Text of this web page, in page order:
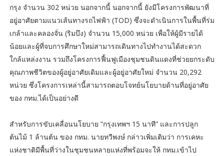
กรุง จำนวน 302 หน่วย นอกจากนี้ นอกจากนี้ ยังมีโครงการพัฒนาที่
อยู่อาศัยตามแนวเส้นทางรถไฟฟ้า (TOD) ซึ่งจะดำเนินการในพื้นที่ร่ม
เกล้าและคลองจั่น (ริมบึง) จำนวน 15,000 หน่วย เพื่อให้ผู้มีรายได้
น้อยและผู้ที่จบการศึกษาใหม่สามารถเดินทางไปทำงานได้สะดวก
ใกล้แหล่งงาน รวมถึงโครงการฟื้นฟูเมืองชุมชนดินแดงที่ช่วยยกระดับ
คุณภาพชีวิตของผู้อยู่อาศัยเดิมและผู้อยู่อาศัยใหม่ จำนวน 20,292
หน่วย ซึ่งโครงการเหล่านี้สามารถตอบโจทย์นโยบายด้านที่อยู่อาศัย
ของ กทม.ได้เป็นอย่างดี
สำหรับการขับเคลื่อนนโยบาย “กรุงเทพฯ 15 นาที” และการปลูก
ต้นไม้ 1 ล้านต้น ของ กทม. นายทวีพงษ์ กล่าวเพิ่มเติมว่า การเคหะ
แห่งชาติมีพื้นที่ว่างในชุมชนหลายแห่งที่พร้อมจะให้ กทม.เข้าไป